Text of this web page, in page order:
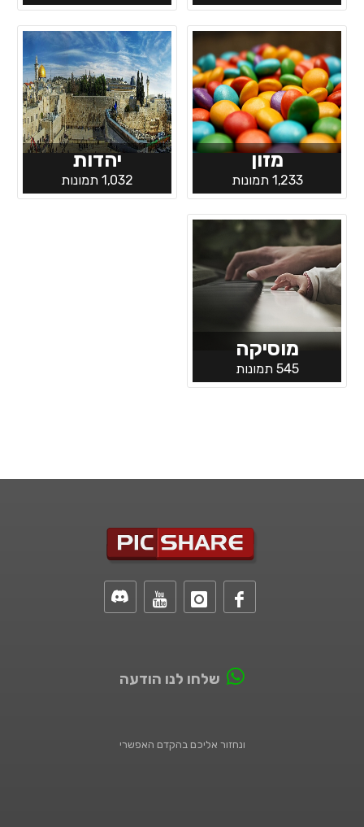
מזון
1,233 תמונות
יהדות
1,032 תמונות
מוסיקה
545 תמונות
שלחו לנו הודעה
ונחזור אליכם בהקדם האפשרי